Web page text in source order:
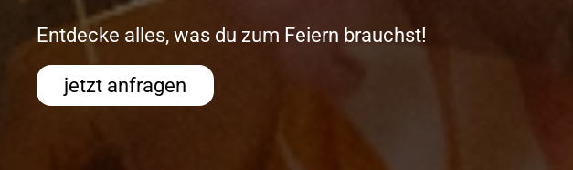
Entdecke alles, was du zum Feiern brauchst!
jetzt anfragen